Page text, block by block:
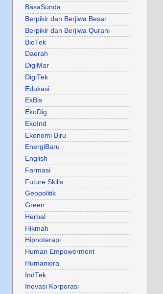
BasaSunda
Berpikir dan Berjiwa Besar
Berpikir dan Berjiwa Qurani
BioTek
Daerah
DigiMar
DigiTek
Edukasi
EkBis
EkoDig
EkoInd
Ekonomi Biru
EnergiBaru
English
Farmasi
Future Skills
Geopolitik
Green
Herbal
Hikmah
Hipnoterapi
Human Empowerment
Humaniora
IndTek
Inovasi Korporasi